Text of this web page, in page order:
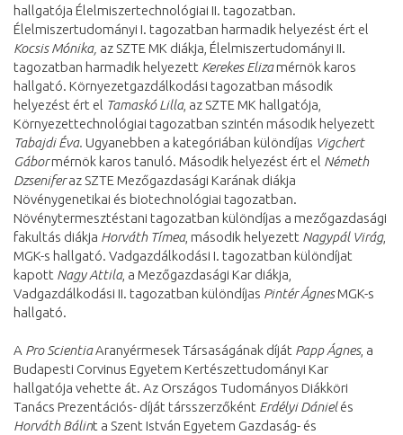
hallgatója Élelmiszertechnológiai II. tagozatban.
Élelmiszertudományi I. tagozatban harmadik helyezést ért el
Kocsis Mónika, az SZTE MK diákja, Élelmiszertudományi II.
tagozatban harmadik helyezett Kerekes Elizamérnök karos
hallgató. Környezetgazdálkodási tagozatban második
helyezést ért el Tamaskó Lilla, az SZTE MK hallgatója,
Környezettechnológiai tagozatban szintén második helyezett
Tabajdi Éva. Ugyanebben a kategóriában különdíjas Vigchert
Gábormérnök karos tanuló. Második helyezést ért el Németh
Dzseniferaz SZTE Mezőgazdasági Karának diákja
Növénygenetikai és biotechnológiai tagozatban.
Növénytermesztéstani tagozatban különdíjas a mezőgazdasági
fakultás diákja Horváth Tímea, második helyezett Nagypál Virág,
MGK-s hallgató. Vadgazdálkodási I. tagozatban különdíjat
kapott Nagy Attila, a Mezőgazdasági Kar diákja,
Vadgazdálkodási II. tagozatban különdíjas Pintér ÁgnesMGK-s
hallgató.
A Pro ScientiaAranyérmesek Társaságának díját Papp Ágnes, a
Budapesti Corvinus Egyetem Kertészettudományi Kar
hallgatója vehette át. Az Országos Tudományos Diákköri
Tanács Prezentációs- díját társszerzőként Erdélyi Dánielés
Horváth Bálint a Szent István Egyetem Gazdaság- és